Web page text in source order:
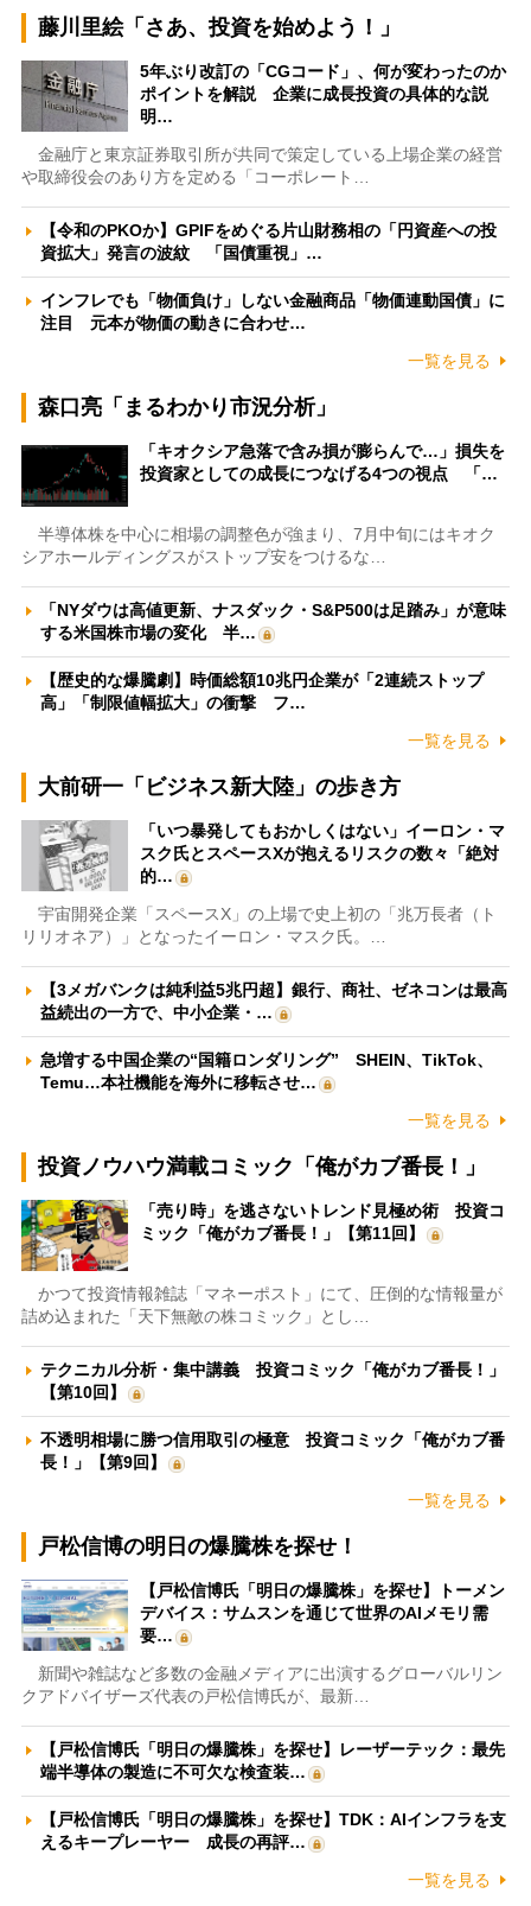
藤川里絵「さあ、投資を始めよう！」
5年ぶり改訂の「CGコード」、何が変わったのか
ポイントを解説 企業に成長投資の具体的な説
明…
金融庁と東京証券取引所が共同で策定している上場企業の経営
や取締役会のあり方を定める「コーポレート…
【令和のPKOか】GPIFをめぐる片山財務相の「円資産への投
資拡大」発言の波紋 「国債重視」…
インフレでも「物価負け」しない金融商品「物価連動国債」に
注目 元本が物価の動きに合わせ…
一覧を見る
森口亮「まるわかり市況分析」
「キオクシア急落で含み損が膨らんで…」損失を
投資家としての成長につなげる4つの視点 「…
半導体株を中心に相場の調整色が強まり、7月中旬にはキオク
シアホールディングスがストップ安をつけるな…
「NYダウは高値更新、ナスダック・S&P500は足踏み」が意味
する米国株市場の変化 半…
【歴史的な爆騰劇】時価総額10兆円企業が「2連続ストップ
高」「制限値幅拡大」の衝撃 フ…
一覧を見る
大前研一「ビジネス新大陸」の歩き方
「いつ暴発してもおかしくはない」イーロン・マ
スク氏とスペースXが抱えるリスクの数々「絶対
的…
宇宙開発企業「スペースX」の上場で史上初の「兆万長者（ト
リリオネア）」となったイーロン・マスク氏。…
【3メガバンクは純利益5兆円超】銀行、商社、ゼネコンは最高
益続出の一方で、中小企業・…
急増する中国企業の“国籍ロンダリング” SHEIN、TikTok、
Temu…本社機能を海外に移転させ…
一覧を見る
投資ノウハウ満載コミック「俺がカブ番長！」
「売り時」を逃さないトレンド見極め術 投資コ
ミック「俺がカブ番長！」【第11回】
かつて投資情報雑誌「マネーポスト」にて、圧倒的な情報量が
詰め込まれた「天下無敵の株コミック」とし…
テクニカル分析・集中講義 投資コミック「俺がカブ番長！」
【第10回】
不透明相場に勝つ信用取引の極意 投資コミック「俺がカブ番
長！」【第9回】
一覧を見る
戸松信博の明日の爆騰株を探せ！
【戸松信博氏「明日の爆騰株」を探せ】トーメン
デバイス：サムスンを通じて世界のAIメモリ需
要…
新聞や雑誌など多数の金融メディアに出演するグローバルリン
クアドバイザーズ代表の戸松信博氏が、最新…
【戸松信博氏「明日の爆騰株」を探せ】レーザーテック：最先
端半導体の製造に不可欠な検査装…
【戸松信博氏「明日の爆騰株」を探せ】TDK：AIインフラを支
えるキープレーヤー 成長の再評…
一覧を見る